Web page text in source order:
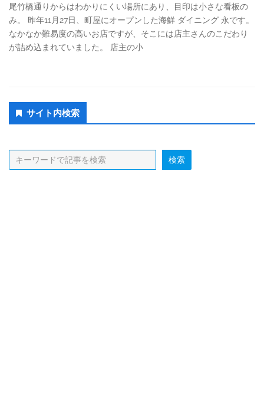
尾竹橋通りからはわかりにくい場所にあり、目印は小さな看板の
み。 昨年11月27日、町屋にオープンした海鮮 ダイニング 永です。
なかなか難易度の高いお店ですが、そこには店主さんのこだわり
が詰め込まれていました。 店主の小
Secondary
Sidebar
サイト内検索